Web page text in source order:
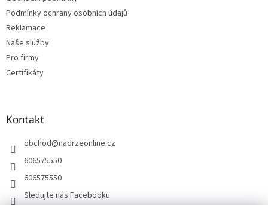
Podmínky ochrany osobních údajů
Reklamace
Naše služby
Pro firmy
Certifikáty
Kontakt
obchod@nadrzeonline.cz
606575550
606575550
Sledujte nás Facebooku